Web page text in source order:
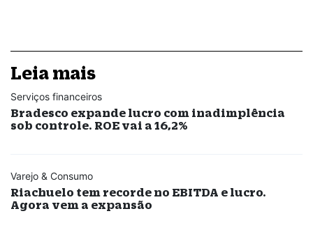
Leia mais
Serviços financeiros
Bradesco expande lucro com inadimplência
sob controle. ROE vai a 16,2%
Varejo & Consumo
Riachuelo tem recorde no EBITDA e lucro.
Agora vem a expansão